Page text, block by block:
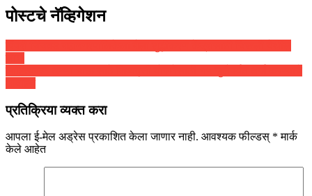
पोस्टचे नॅव्हिगेशन
प्रतिक्रिया व्यक्त करा
आपला ई-मेल अड्रेस प्रकाशित केला जाणार नाही. आवश्यक फील्डस् * मार्क
केले आहेत